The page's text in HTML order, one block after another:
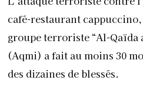
café-restaurant
groupe terroriste “Al-Qaïda
(Aqmi) a fait au moins 30
des dizaines de blessés.